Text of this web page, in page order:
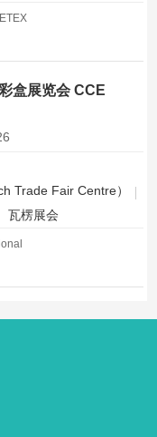
盒展览会 CCE
Trade Fair Centre）
瓦楞展会